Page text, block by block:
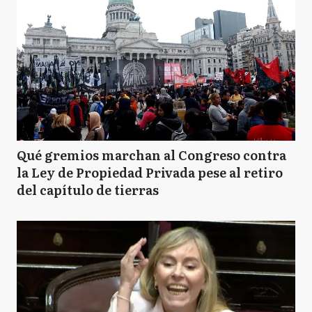
Qué gremios marchan al Congreso contra
la Ley de Propiedad Privada pese al retiro
del capítulo de tierras